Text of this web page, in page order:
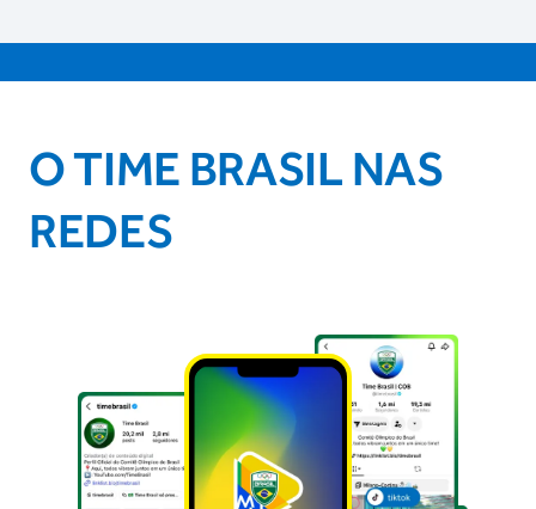
O TIME BRASIL NAS
REDES